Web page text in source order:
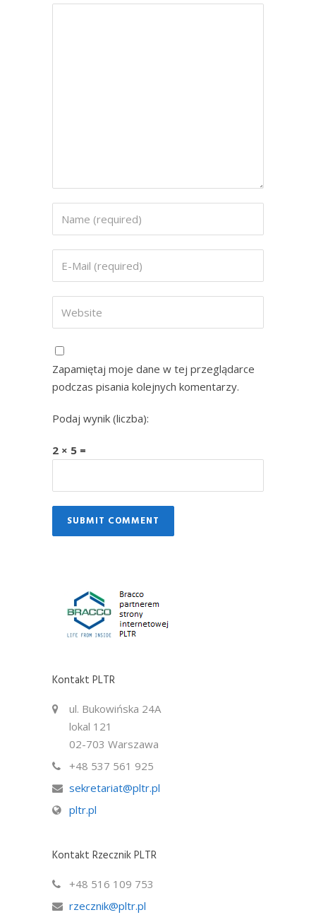
Zapamiętaj moje dane w tej przeglądarce
podczas pisania kolejnych komentarzy.
Podaj wynik (liczba):
2 × 5 =
Kontakt PLTR
ul. Bukowińska 24A
lokal 121
02-703 Warszawa
+48 537 561 925
sekretariat@pltr.pl
pltr.pl
Kontakt Rzecznik PLTR
+48 516 109 753
rzecznik@pltr.pl